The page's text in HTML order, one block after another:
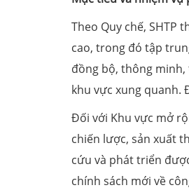
Theo Quy chế, SHTP
cao, trong đó tập
đồng bộ, thông
khu vực xung quanh.
Đối với Khu vực mở
chiến lược, sản xuất
cứu và phát triển
chính sách mới về